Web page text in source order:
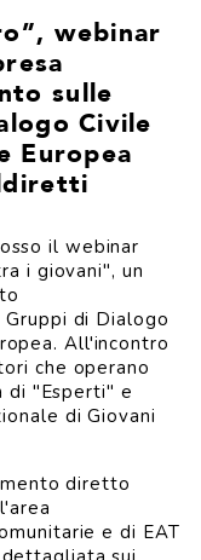
webinar
sulle
Civile
Europea
il webinar
i giovani", un
di Dialogo
All'incontro
che operano
di "Esperti" e
di Giovani
diretto
e di EAT